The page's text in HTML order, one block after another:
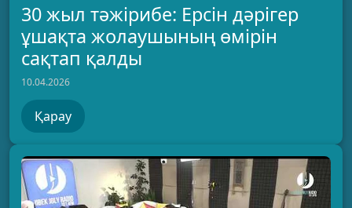
30 жыл тәжірибе: Ерсін дәрігер
ұшақта жолаушының өмірін
сақтап қалды
10.04.2026
Қарау